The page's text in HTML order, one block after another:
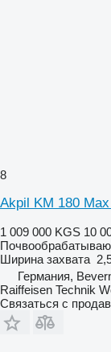
8
Akpil KM 180
1 009 000 KGS 10
Ширина захвата
Германия,
Raiffeisen Technik
Связаться с